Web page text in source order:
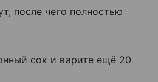
после чего полностью
сок и варите ещё 20